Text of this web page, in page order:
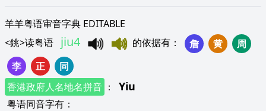
羊羊粤语审音字典 EDITABLE
<銚>读粤语 jiu4 的依据有 ： 詹 黄
周
李
正
同
香港政府人名地名拼音 ： Yiu
粤语同音字有 ：